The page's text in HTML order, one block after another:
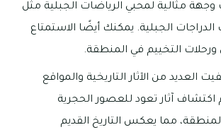
مثالية لمحبي الرياضات الجبلية مثل
الجبلية. يمكنك أيضًا الاستمتاع
التخييم في المنطقة.
العديد من الآثار التاريخية والمواقع
اكتشاف آثار تعود للعصور الحجرية
المنطقة، مما يعكس التاريخ القديم